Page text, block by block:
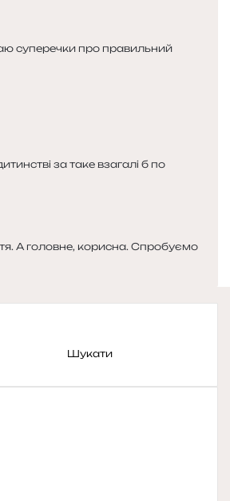
суперечки про правильний
за таке взагалі б по
А головне, корисна. Спробуємо